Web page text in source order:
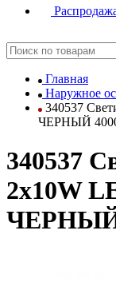
Главная
Наружное
340537
ЧЕРНЫЙ
340537
2х10W
ЧЕРНЫЙ